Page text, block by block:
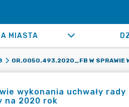
MIASTA
wykonania uchwały
na 2020 rok